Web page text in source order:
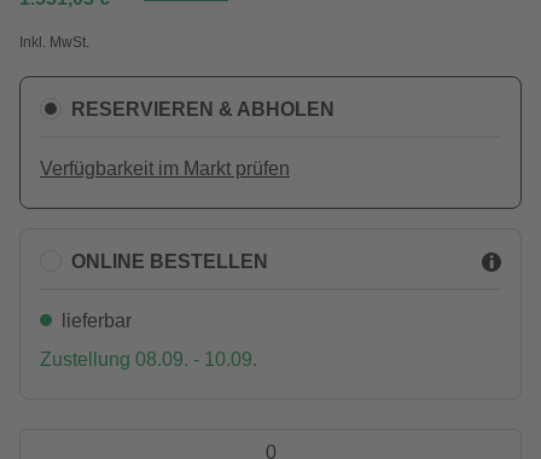
Inkl. MwSt.
RESERVIEREN & ABHOLEN
Verfügbarkeit im Markt prüfen
ONLINE BESTELLEN
lieferbar
Zustellung 08.09. - 10.09.